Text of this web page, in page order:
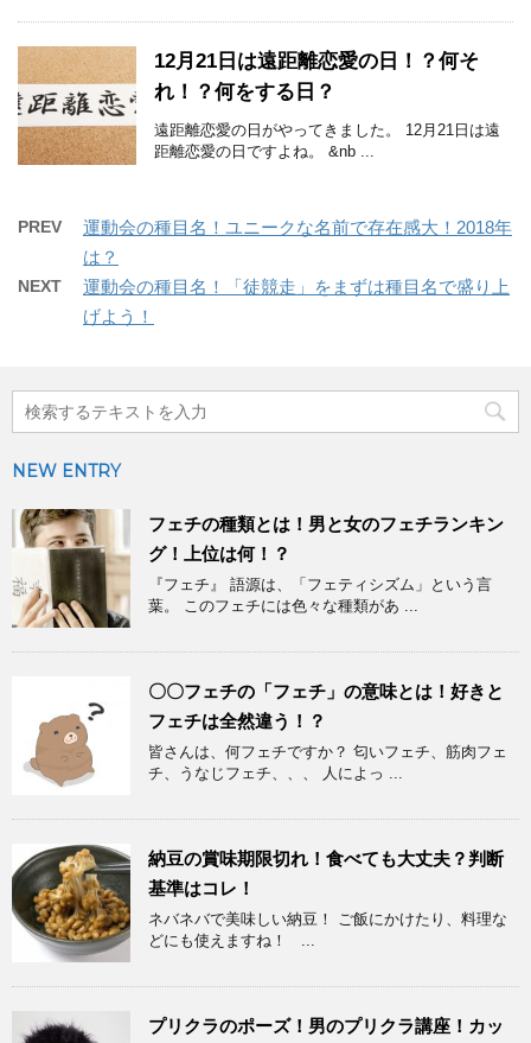
12月21日は遠距離恋愛の日！？何そ
れ！？何をする日？
遠距離恋愛の日がやってきました。 12月21日は遠
距離恋愛の日ですよね。 &nb ...
PREV
運動会の種目名！ユニークな名前で存在感大！2018年
は？
NEXT
運動会の種目名！「徒競走」をまずは種目名で盛り上
げよう！
NEW ENTRY
フェチの種類とは！男と女のフェチランキン
グ！上位は何！？
『フェチ』 語源は、「フェティシズム」という言
葉。 このフェチには色々な種類があ ...
〇〇フェチの「フェチ」の意味とは！好きと
フェチは全然違う！？
皆さんは、何フェチですか？ 匂いフェチ、筋肉フェ
チ、うなじフェチ、、、 人によっ ...
納豆の賞味期限切れ！食べても大丈夫？判断
基準はコレ！
ネバネバで美味しい納豆！ ご飯にかけたり、料理な
どにも使えますね！ ...
プリクラのポーズ！男のプリクラ講座！カッ